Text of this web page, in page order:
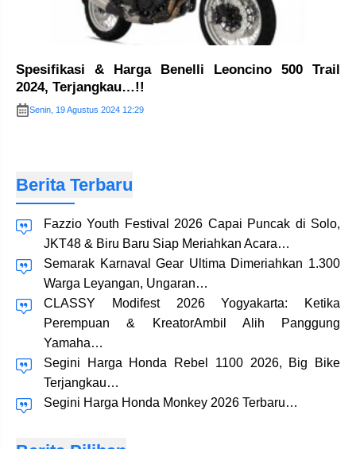
Spesifikasi & Harga Benelli Leoncino 500 Trail
2024, Terjangkau…!!
Senin, 19 Agustus 2024 12:29
Berita Terbaru
Fazzio Youth Festival 2026 Capai Puncak di Solo,
JKT48 & Biru Baru Siap Meriahkan Acara…
Semarak Karnaval Gear Ultima Dimeriahkan 1.300
Warga Leyangan, Ungaran…
CLASSY Modifest 2026 Yogyakarta: Ketika
Perempuan & KreatorAmbil Alih Panggung
Yamaha…
Segini Harga Honda Rebel 1100 2026, Big Bike
Terjangkau…
Segini Harga Honda Monkey 2026 Terbaru…